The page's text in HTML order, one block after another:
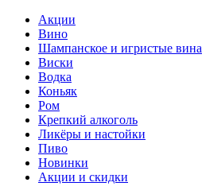
Акции
Вино
Шампанское и игристые вина
Виски
Водка
Коньяк
Ром
Крепкий алкоголь
Ликёры и настойки
Пиво
Новинки
Акции и скидки